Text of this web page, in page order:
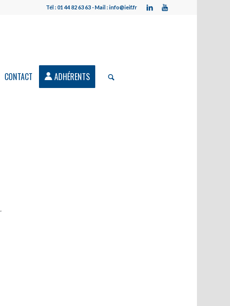
Tél : 01 44 82 63 63 - Mail : info@ieif.fr
CONTACT ADHÉRENTS